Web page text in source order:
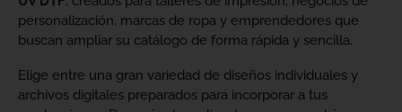
personalización, marcas de ropa y emprendedores que
buscan ampliar su catálogo de forma rápida y sencilla.
Elige entre una gran variedad de diseños individuales y
archivos digitales preparados para incorporar a tus